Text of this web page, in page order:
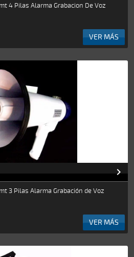
4 Pilas Alarma Grabacion De Voz
VER MÁS

3 Pilas Alarma Grabación de Voz
VER MÁS